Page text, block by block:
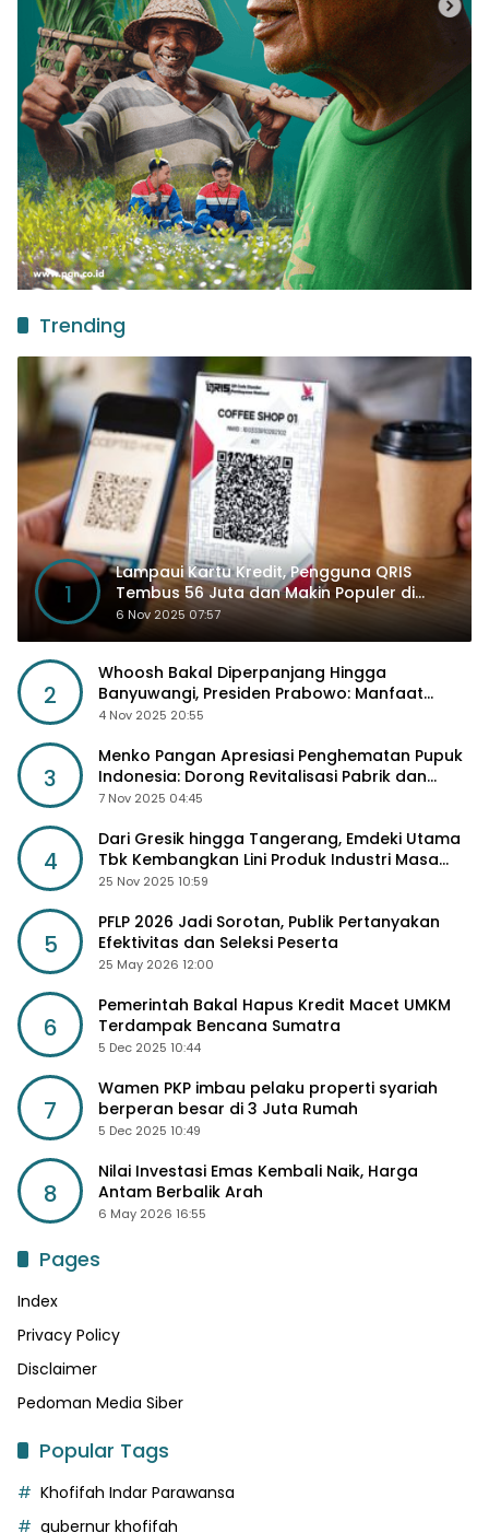
Trending
1
Lampaui Kartu Kredit, Pengguna QRIS
Tembus 56 Juta dan Makin Populer di
Kancah Global
6 Nov 2025 07:57
2
Whoosh Bakal Diperpanjang Hingga
Banyuwangi, Presiden Prabowo: Manfaat
Sosial Lebih Besar
4 Nov 2025 20:55
3
Menko Pangan Apresiasi Penghematan Pupuk
Indonesia: Dorong Revitalisasi Pabrik dan
Diskon Harga Pupuk
7 Nov 2025 04:45
4
Dari Gresik hingga Tangerang, Emdeki Utama
Tbk Kembangkan Lini Produk Industri Masa
Depan
25 Nov 2025 10:59
5
PFLP 2026 Jadi Sorotan, Publik Pertanyakan
Efektivitas dan Seleksi Peserta
25 May 2026 12:00
6
Pemerintah Bakal Hapus Kredit Macet UMKM
Terdampak Bencana Sumatra
5 Dec 2025 10:44
7
Wamen PKP imbau pelaku properti syariah
berperan besar di 3 Juta Rumah
5 Dec 2025 10:49
8
Nilai Investasi Emas Kembali Naik, Harga
Antam Berbalik Arah
6 May 2026 16:55
Pages
Index
Privacy Policy
Disclaimer
Pedoman Media Siber
Popular Tags
Khofifah Indar Parawansa
gubernur khofifah